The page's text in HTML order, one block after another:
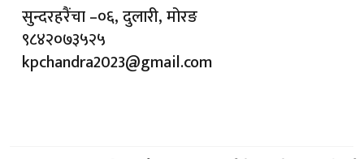
सुन्दरहरैंचा –०६, दुलारी, मोरङ
९८४२०७३५२५
kpchandra2023@gmail.com